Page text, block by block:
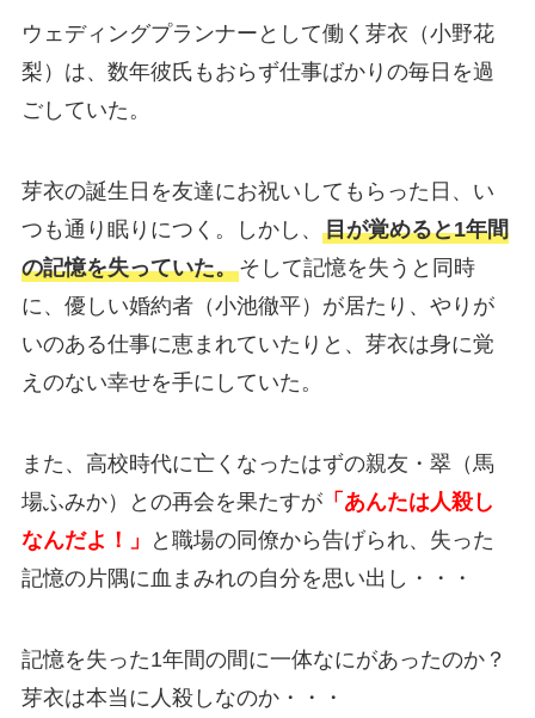
ウェディングプランナーとして働く芽衣（小野花
梨）は、数年彼氏もおらず仕事ばかりの毎日を過
ごしていた。
芽衣の誕生日を友達にお祝いしてもらった日、い
つも通り眠りにつく。しかし、 目が覚めると1年間
の記憶を失っていた。そして記憶を失うと同時
に、優しい婚約者（小池徹平）が居たり、やりが
いのある仕事に恵まれていたりと、芽衣は身に覚
えのない幸せを手にしていた。
また、高校時代に亡くなったはずの親友・翠（馬
場ふみか）との再会を果たすが「あんたは人殺し
なんだよ！」
と職場の同僚から告げられ、失った
記憶の片隅に血まみれの自分を思い出し・・・
記憶を失った1年間の間に一体なにがあったのか？
芽衣は本当に人殺しなのか・・・